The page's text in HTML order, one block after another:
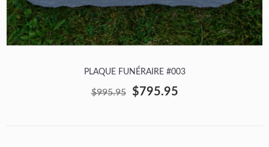
PLAQUE FUNÉRAIRE #003
$995.95 $795.95